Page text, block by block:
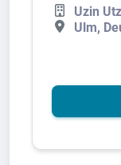
Uzin
Ulm,